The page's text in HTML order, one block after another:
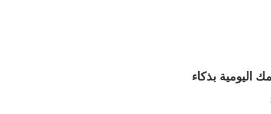
اليومية بذكاء